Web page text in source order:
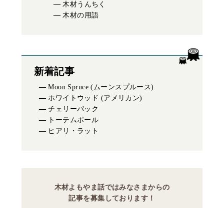
木材うんちく
木材の用語
新着記事
Moon Spruce (ムーンスプルース)
ホワイトウッド (アメリカン)
チェリーパック
トーテムポール
ヒアリ・ラット
木材よもやま話ではみなさまからの
記事を募集しております！